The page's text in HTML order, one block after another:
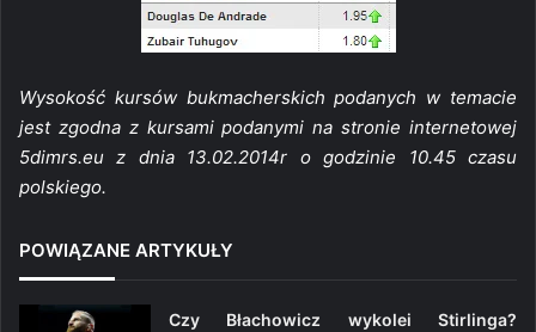
Wysokość kursów bukmacherskich podanych w temacie
jest zgodna z kursami podanymi na stronie internetowej
5dimrs.eu z dnia 13.02.2014r o godzinie 10.45 czasu
polskiego.
POWIĄZANE ARTYKUŁY
Czy Błachowicz wykolei Stirlinga?